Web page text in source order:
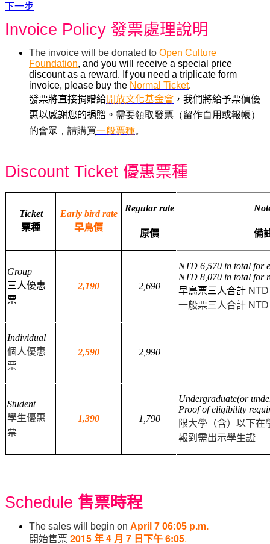
下一步
Invoice Policy 發票處理說明
The invoice will be donated to Open Culture
Foundation, and you will receive a special price
discount as a reward. If you need a triplicate form
invoice, please buy the Normal Ticket.
發票將直接捐贈給開放文化基金會 ，我們將給予票價優
惠以感謝您的捐贈。 需要領取發票（留作自用或報帳）
的會眾，請購買一般票種。
Discount Ticket 優惠票種
Ticket
票種
Early bird rate
早鳥價
Regular rate
原價 備
Group
三人優惠
票
2,190 2,690
NTD 6,570 in total for
NTD 8,070 in total for
早鳥票三人合計
一般票三人合計
Individual
個人優惠
票
2,590 2,990
Student
學生優惠
票
1,390 1,790
Undergraduate(or
Proof of eligibility
限大學（含）以下在
報到需出示學生證
Schedule 售票時程
The sales will begin on April 7 06:05 p.m.
開始售票2015年4 月 7 日下午6:05.